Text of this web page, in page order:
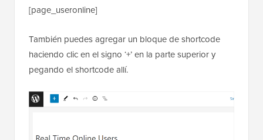
[page_useronline]
También puedes agregar un bloque de shortcode
haciendo clic en el signo ‘+’ en la parte superior y
pegando el shortcode allí.